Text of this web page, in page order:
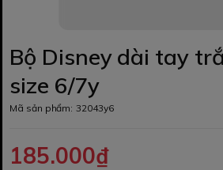
Bộ Disney dài tay
size 6/7y
Mã sản phẩm: 32043y6
185.000₫